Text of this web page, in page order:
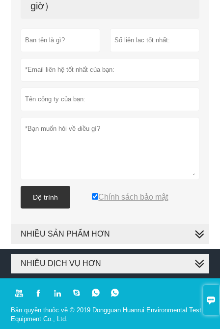

giờ）
Đệ trình Chính sách bảo mật
NHIỀU SẢN PHẨM HƠN
NHIỀU DỊCH VỤ HƠN
     
Bản quyền thuộc về © 2019 Dongguan Huanrui Environmental Test
Equipment Co., Ltd.